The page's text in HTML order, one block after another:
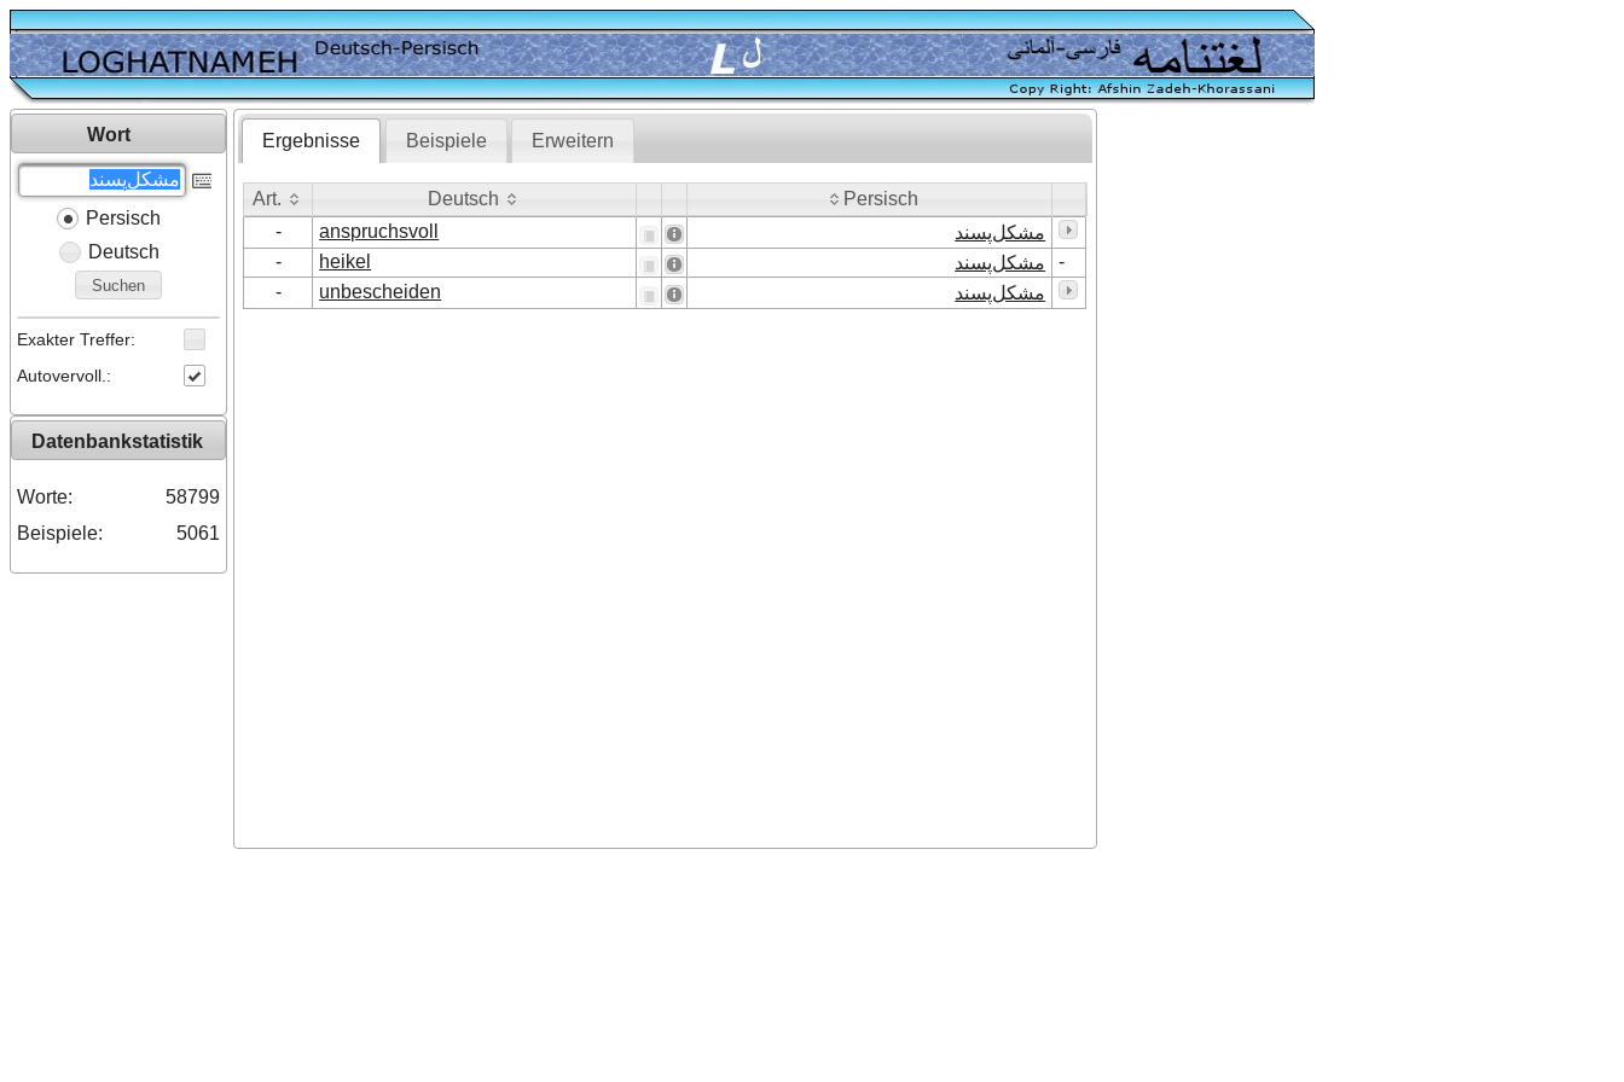
Wort
Persisch
Deutsch
Suchen
Exakter Treffer:
Autovervoll.:
Datenbankstatistik
Worte:
58799
Beispiele:
5061
Ergebnisse Beispiele Erweitern
Art. Deutsch
Persisch
- anspruchsvoll
مشکل‌پسند
-
heikel مشکل‌پسند
-
-
unbescheiden مشکل‌پسند